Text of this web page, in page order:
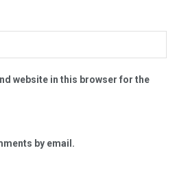
website in this browser for the
by email.